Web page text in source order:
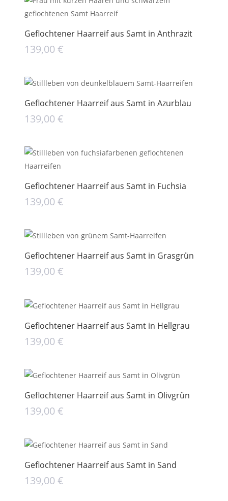
Geflochtener Haarreif aus Samt in Anthrazit
139,00€
Geflochtener Haarreif aus Samt in Azurblau
139,00€
Geflochtener Haarreif aus Samt in Fuchsia
139,00€
Geflochtener Haarreif aus Samt in Grasgrün
139,00€
Geflochtener Haarreif aus Samt in Hellgrau
139,00€
Geflochtener Haarreif aus Samt in Olivgrün
139,00€
Geflochtener Haarreif aus Samt in Sand
139,00€